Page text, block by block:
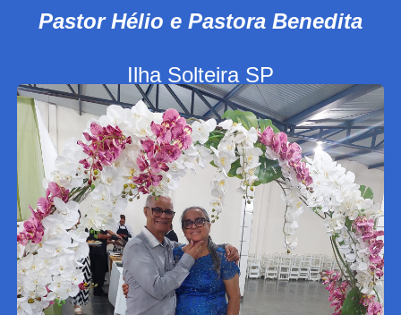
Pastor Hélio e Pastora Benedita
Ilha Solteira SP